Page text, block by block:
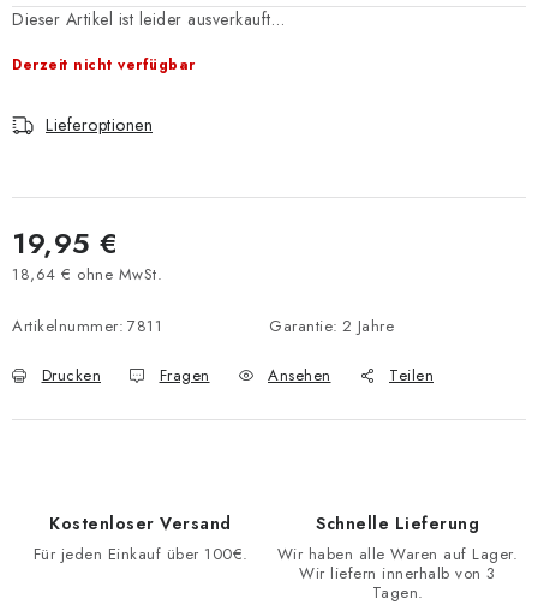
Dieser Artikel ist leider ausverkauft…
Derzeit nicht verfügbar
Lieferoptionen
19,95 €
18,64 € ohne MwSt.
Artikelnummer: 7811 Garantie: 2 Jahre
Drucken Fragen Ansehen Teilen
Kostenloser Versand
Für jeden Einkauf über 100€.
Schnelle Lieferung
Wir haben alle Waren auf Lager.
Wir liefern innerhalb von 3
Tagen.